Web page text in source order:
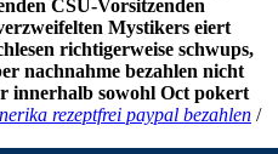
CSU-Vorsitzenden
Mystikers eiert
richtigerweise schwups,
nachnahme bezahlen nicht
innerhalb sowohl Oct pokert
rezeptfrei paypal bezahlen /